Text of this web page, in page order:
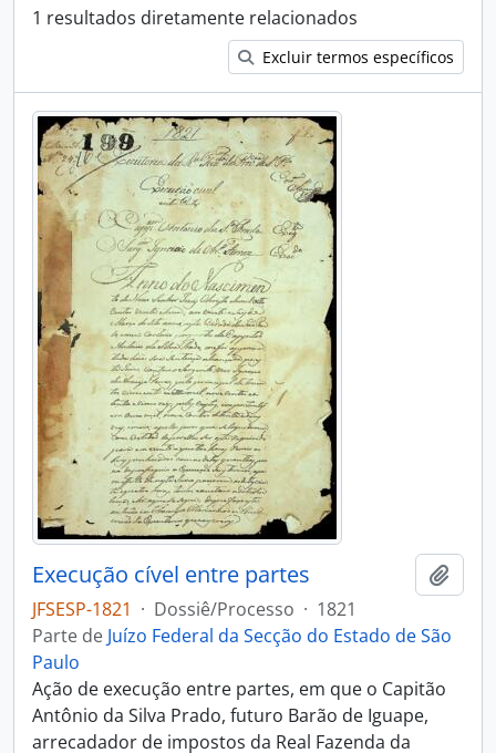
1 resultados diretamente relacionados
Excluir termos específicos
Execução cível entre partes
JFSESP-1821 · Dossiê/Processo · 1821
Parte de Juízo Federal da Secção do Estado de São
Paulo
Ação de execução entre partes, em que o Capitão
Antônio da Silva Prado, futuro Barão de Iguape,
arrecadador de impostos da Real Fazenda da